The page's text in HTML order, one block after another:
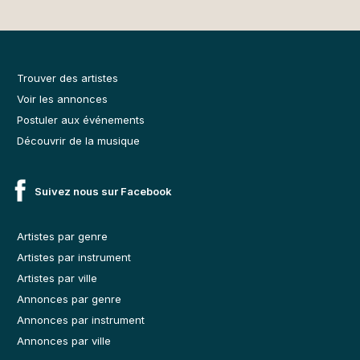
Trouver des artistes
Voir les annonces
Postuler aux événements
Découvrir de la musique
Suivez nous sur Facebook
Artistes par genre
Artistes par instrument
Artistes par ville
Annonces par genre
Annonces par instrument
Annonces par ville